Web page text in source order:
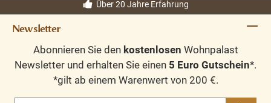
Über 20 Jahre Erfahrung
Newsletter
Abonnieren Sie den kostenlosen Wohnpalast
Newsletter und erhalten Sie einen 5 Euro Gutschein*.
*gilt ab einem Warenwert von 200 €.